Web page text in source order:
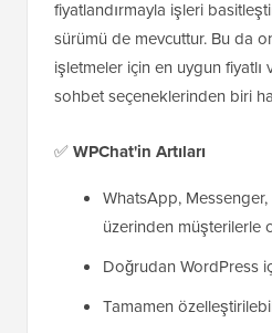
fiyatlandırmayla işleri
sürümü de mevcuttur. Bu da
işletmeler için en uygun fiyatlı
sohbet seçeneklerinden biri
✅WPChat'in Artıları
WhatsApp,
üzerinden müşterilerle
Doğrudan WordPress
Tamamen